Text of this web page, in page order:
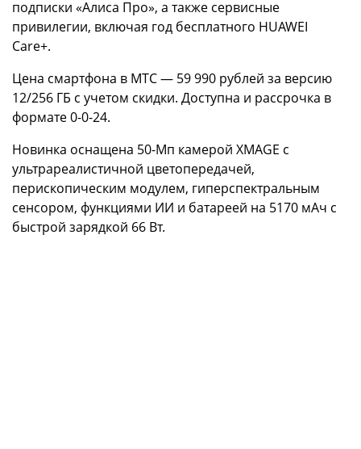
подписки «Алиса Про», а также сервисные
привилегии, включая год бесплатного HUAWEI
Care+.
Цена смартфона в МТС — 59 990 рублей за версию
12/256 ГБ с учетом скидки. Доступна и рассрочка в
формате 0-0-24.
Новинка оснащена 50-Мп камерой XMAGE с
ультрареалистичной цветопередачей,
перископическим модулем, гиперспектральным
сенсором, функциями ИИ и батареей на 5170 мАч с
быстрой зарядкой 66 Вт.